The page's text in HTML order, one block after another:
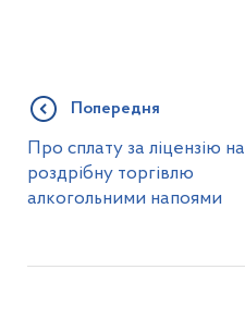
Попередня
Про сплату за ліцензію на
роздрібну торгівлю
алкогольними напоями